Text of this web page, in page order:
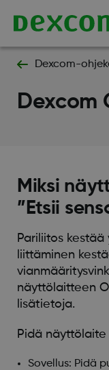
Dexcom-
Dexcom
Miksi
”Etsii
Pariliitos
liittäminen
näyttölaitteen
lisätietoja.
Pidä
Sovellus: Pidä